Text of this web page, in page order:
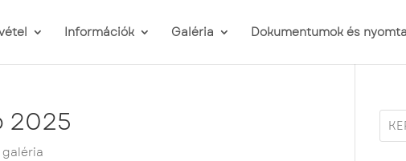
Információk Galéria Dokumentumok és
2025